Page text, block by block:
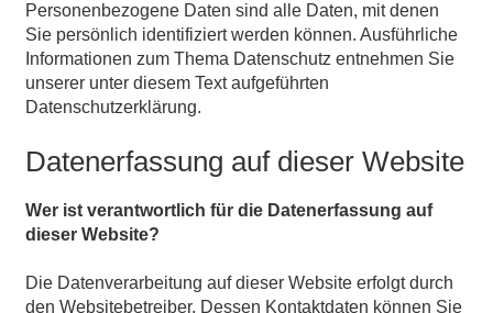
Personenbezogene Daten sind alle Daten, mit denen
Sie persönlich identifiziert werden können. Ausführliche
Informationen zum Thema Datenschutz entnehmen Sie
unserer unter diesem Text aufgeführten
Datenschutzerklärung.
Datenerfassung auf dieser Website
Wer ist verantwortlich für die Datenerfassung auf
dieser Website?
Die Datenverarbeitung auf dieser Website erfolgt durch
den Websitebetreiber. Dessen Kontaktdaten können Sie